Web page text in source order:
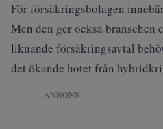
För försäkringsbolagen
Men den ger också branschen
liknande försäkringsavtal
det ökande hotet från
ANNONS